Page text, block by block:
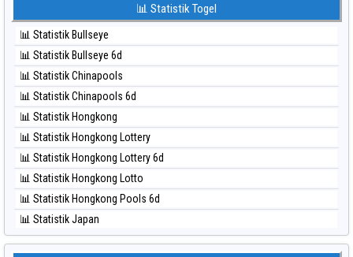
⚽ Bola Merah Taiwan
⚽ Bola Hitam Kuda Lari
⚽ Bola Hitam Magnum Cambodia
⚽ Bola Hitam Nagoya
⚽ Bola Hitam North Carolina Day
⚽ Bola Hitam Pcso
⚽ Bola Hitam Sao Paulo
⚽ Bola Hitam Singapore
⚽ Bola Hitam Sydney
⚽ Bola Hitam Sydney Lottery
⚽ Bola Hitam Sydney Lottery 6d
⚽ Bola Hitam Sydney Lotto
⚽ Bola Hitam Sydney Pools 6d
📊 Statistik Togel
📊 Statistik Bullseye
📊 Statistik Bullseye 6d
📊 Statistik Chinapools
📊 Statistik Chinapools 6d
📊 Statistik Hongkong
📊 Statistik Hongkong Lottery
📊 Statistik Hongkong Lottery 6d
📊 Statistik Hongkong Lotto
📊 Statistik Hongkong Pools 6d
📊 Statistik Japan
📊 Statistik Japan 6d